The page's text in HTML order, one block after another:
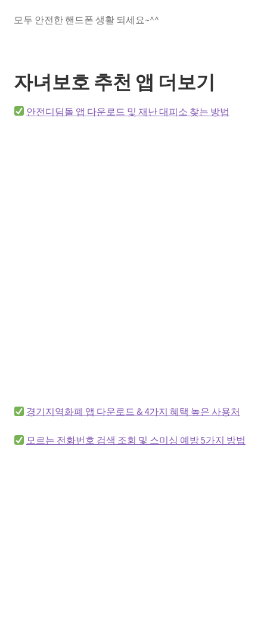
모두 안전한 핸드폰 생활 되세요~^^
자녀보호 추천 앱 더보기
안전디딤돌 앱 다운로드 및 재난 대피소 찾는 방법
경기지역화폐 앱 다운로드 & 4가지 혜택 높은 사용처
모르는 전화번호 검색 조회 및 스미싱 예방 5가지 방법